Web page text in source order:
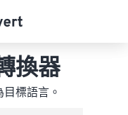
換器
標語言。